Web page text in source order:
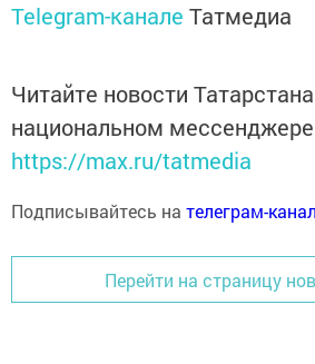
Telegram-канале Татмедиа
Читайте новости
национальном
https://max.ru/tatmedia
Подписывайтесь на телеграм-
Перейти на страницу